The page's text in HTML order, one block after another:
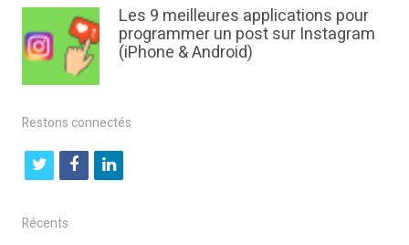
Les 9 meilleures applications pour
programmer un post sur Instagram
(iPhone & Android)
Restons connectés
t
i
f
l
Récents